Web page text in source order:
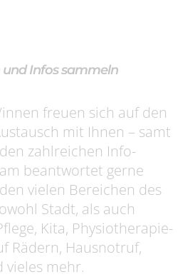
Infos sammeln
freuen sich auf den
mit Ihnen – samt
zahlreichen Info-
beantwortet gerne
vielen Bereichen des
Stadt, als auch
Kita, Physiotherapie-
Rädern, Hausnotruf,
vieles mehr.